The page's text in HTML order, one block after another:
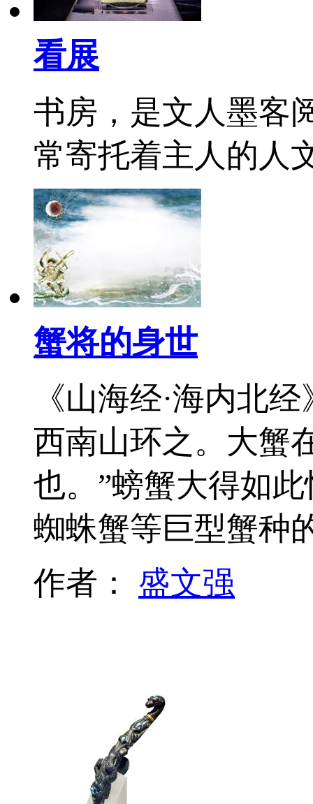
看展
书房，是文人墨客
常寄托着主人的人
蟹将的身世
《山海经·海内北
西南山环之。大蟹
也。”螃蟹大得如
蜘蛛蟹等巨型蟹
作者： 盛文强